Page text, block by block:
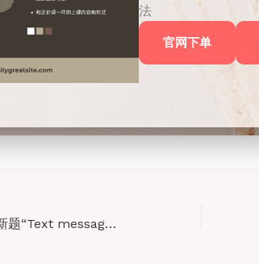
法
官网下单
25年5-8雅思口语Part1新题“Text messages”地道素材 (内含音频跟读)